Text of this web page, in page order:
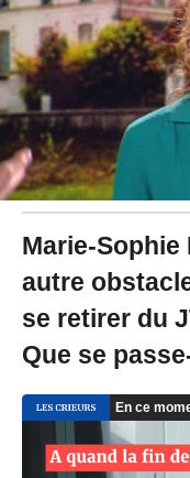
Marie-
autre
se retirer du
Que se